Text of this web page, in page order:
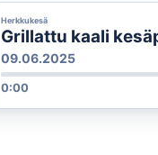
Herkkukesä
Grillattu kaali
09.06.2025
0:00